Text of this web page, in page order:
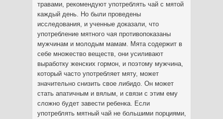
травами, рекомендуют употреблять чай с мятой
каждый день. Но были проведены
исследования, и ученные доказали, что
употребление мятного чая противопоказаны
мужчинам и молодым мамам. Мята содержит в
себе множество веществ, они усиливают
выработку женских гормон, и поэтому мужчина,
который часто употребляет мяту, может
значительно снизить свое либидо. Он может
стать апатичным и вялым, и связи с этим ему
сложно будет завести ребенка. Если
употреблять мятный чай не большими порциями,